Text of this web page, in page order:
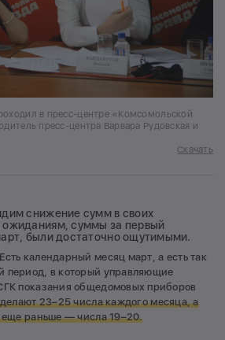
в пресс-центре «Комсомольской
пресс-центра Варвара Рудовская и
Скачать
снижение сумм в своих
ожиданиям, суммы за первый
были достаточно ощутимыми.
Есть календарный месяц март, а есть так
период, в который управляющие
показания общедомовых приборов
23–25 числа каждого месяца, а
еще раньше — числа 19–20.